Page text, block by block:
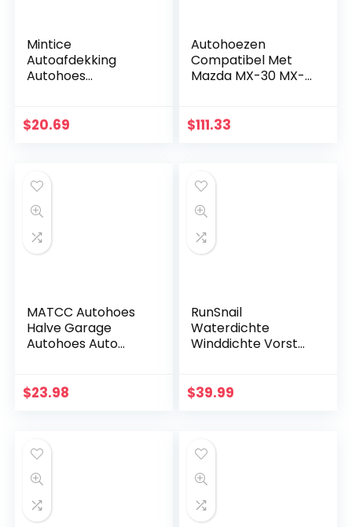
Mintice
Autoafdekking
Autohoes
Regenbestendig
Bescherming…
$20.69
Autohoezen
Compatibel Met
Mazda MX-30 MX-3
Katoen 100%
$111.33
MATCC Autohoes
Halve Garage
Autohoes Auto
Ijsbescherming
UV…
$23.98
RunSnail
Waterdichte
Winddichte Vorst
Autohoes Met
$39.99